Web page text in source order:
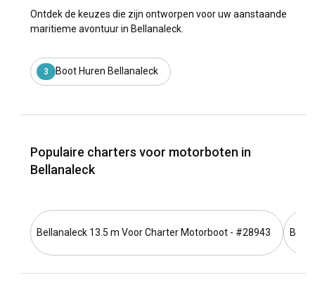
Ontdek de keuzes die zijn ontworpen voor uw aanstaande
maritieme avontuur in Bellanaleck.
3 Boot Huren Bellanaleck
Populaire charters voor motorboten in
Bellanaleck
Bellanaleck 13.5 m Voor Charter Motorboot - #28943